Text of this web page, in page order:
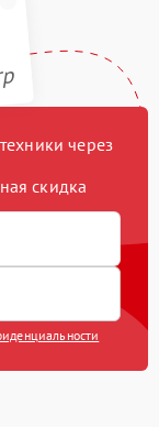
через
скидка